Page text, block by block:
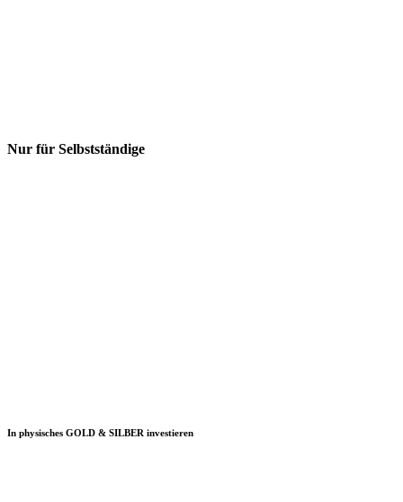
Nur für Selbstständige
In physisches GOLD & SILBER investieren